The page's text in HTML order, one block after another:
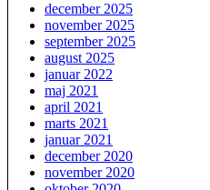
december 2025
november 2025
september 2025
august 2025
januar 2022
maj 2021
april 2021
marts 2021
januar 2021
december 2020
november 2020